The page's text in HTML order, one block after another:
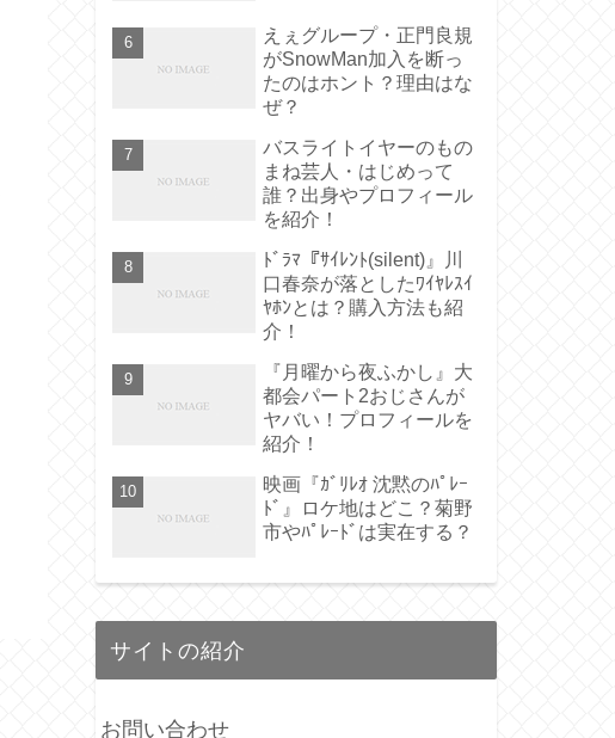
えぇグループ・正門良規
がSnowMan加入を断っ
たのはホント？理由はな
ぜ？
バスライトイヤーのもの
まね芸人・はじめって
誰？出身やプロフィール
を紹介！
ﾄﾞﾗﾏ『ｻｲﾚﾝﾄ(silent)』川
口春奈が落としたﾜｲﾔﾚｽｲ
ﾔﾎﾝとは？購入方法も紹
介！
『月曜から夜ふかし』大
都会パート2おじさんが
ヤバい！プロフィールを
紹介！
映画『ｶﾞﾘﾚｵ 沈黙のﾊﾟﾚｰ
ﾄﾞ』ロケ地はどこ？菊野
市やﾊﾟﾚｰﾄﾞは実在する？
サイトの紹介
お問い合わせ